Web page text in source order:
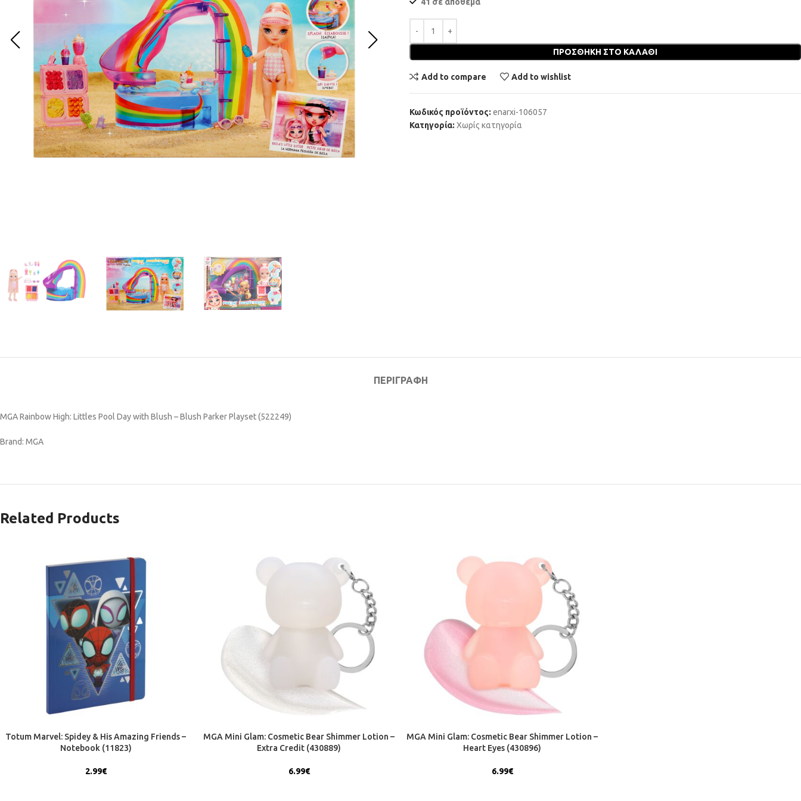
ΠΡΟΣΘΉΚΗ ΣΤΟ ΚΑΛΆΘΙ
Add to compare Add to wishlist
Κωδικός προϊόντος: enarxi-106057
Κατηγορία: Χωρίς κατηγορία
ΠΕΡΙΓΡΑΦΉ
MGA Rainbow High: Littles Pool Day with Blush – Blush Parker Playset (522249)
Brand: MGA
Related Products
Totum Marvel: Spidey & His Amazing Friends –
Notebook (11823)
2.99€
MGA Mini Glam: Cosmetic Bear Shimmer Lotion –
Extra Credit (430889)
6.99€
MGA Mini Glam: Cosmetic Bear Shimmer Lotion –
Heart Eyes (430896)
6.99€